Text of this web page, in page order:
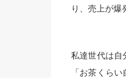
り、売上が爆
私達世代は自
「お茶くら